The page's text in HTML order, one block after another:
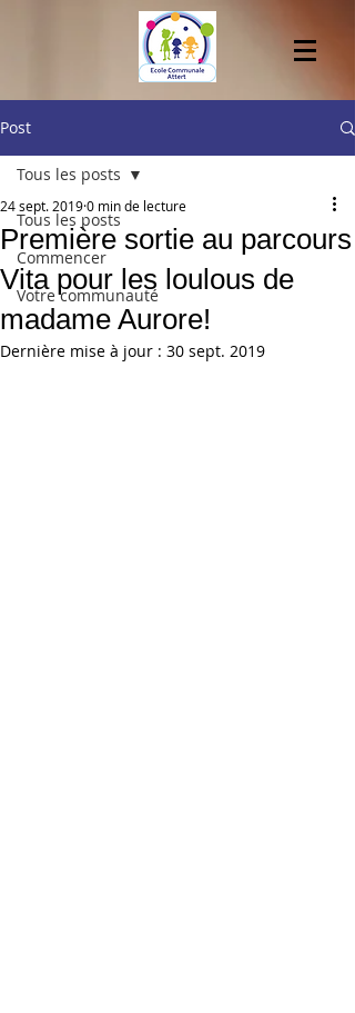
Post
Tous les posts
Commencer
Votre communauté
Tous les posts
Première sortie au parcours
Vita pour les loulous de
madame Aurore!
24 sept. 20190 min de lecture
Dernière mise à jour : 30 sept. 2019